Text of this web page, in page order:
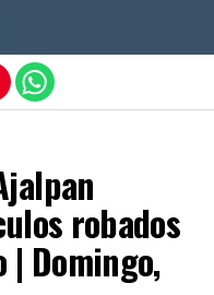
robados
| Domingo,
móvil